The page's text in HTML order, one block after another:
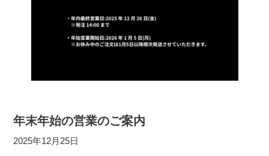
年末年始の営業のご案内
2025年12月25日